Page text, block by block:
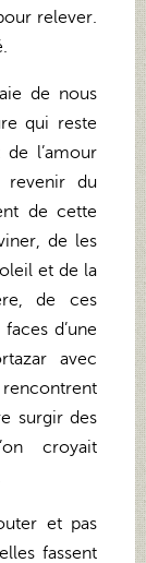
relever.
de nous
qui reste
l’amour
revenir du
de cette
de les
et de la
de ces
d’une
avec
surgir des
croyait
et pas
fassent